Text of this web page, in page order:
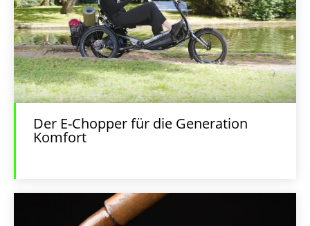
Der E-Chopper für die Generation
Komfort